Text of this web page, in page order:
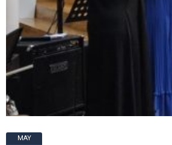
MAY